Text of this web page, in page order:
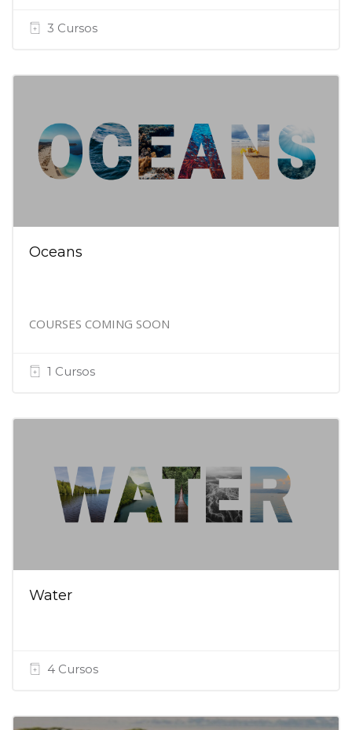
3 Cursos
Oceans
COURSES COMING SOON
1 Cursos
Water
4 Cursos